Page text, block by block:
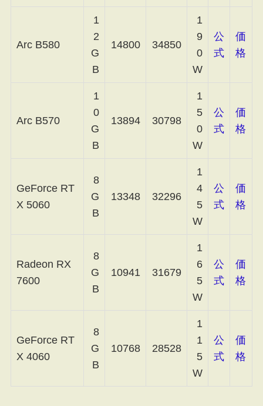
Arc B580
1
2
G
B
14800 34850
1
9
0
W
公
式
価
格
Arc B570
1
0
G
B
13894 30798
1
5
0
W
公
式
価
格
GeForce RT
X 5060
8
G
B
13348 32296
1
4
5
W
公
式
価
格
Radeon RX
7600
8
G
B
10941 31679
1
6
5
W
公
式
価
格
GeForce RT
X 4060
8
G
B
10768 28528
1
1
5
W
公
式
価
格